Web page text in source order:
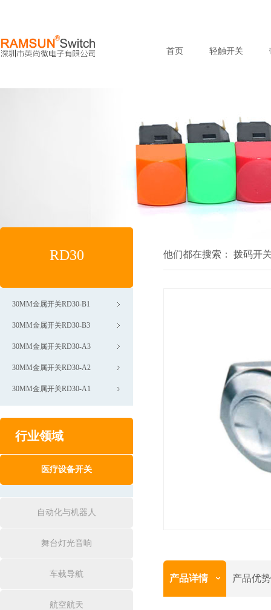
首页 轻触开关
RD30
30MM金属开关RD30-B1
30MM金属开关RD30-B3
30MM金属开关RD30-A3
30MM金属开关RD30-A2
30MM金属开关RD30-A1
行业领域
医疗设备开关
自动化与机器人
舞台灯光音响
车载导航
航空航天
他们都在搜索： 拨码开
产品详情 产品优势